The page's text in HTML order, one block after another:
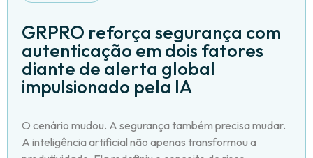
GRPRO reforça segurança com
autenticação em dois fatores
diante de alerta global
impulsionado pela IA
O cenário mudou. A segurança também precisa mudar.
A inteligência artificial não apenas transformou a